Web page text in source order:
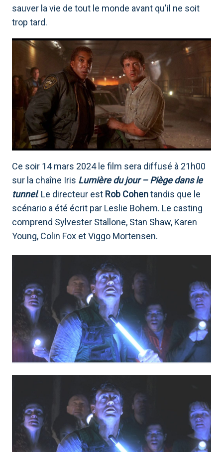
sauver la vie de tout le monde avant qu'il ne soit
trop tard.
Ce soir 14 mars 2024 le film sera diffusé à 21h00
sur la chaîne Iris Lumière du jour – Piège dans le
tunnel. Le directeur est Rob Cohentandis que le
scénario a été écrit par Leslie Bohem. Le casting
comprend Sylvester Stallone, Stan Shaw, Karen
Young, Colin Fox et Viggo Mortensen.